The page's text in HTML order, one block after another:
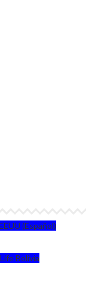
(Español)
Bolivia